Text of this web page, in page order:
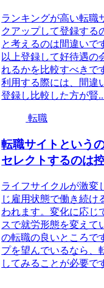
ランキングが高い転職
クアップして登録する
と考えるのは間違いで
以上登録して好待遇の
れるかを比較すべきで
利用する際には、間違
登録し比較した方が賢
転職
転職サイトという
セレクトするのは
ライフサイクルが激変
じ雇用状態で働き続け
われます。変化に応じ
スで就労形態を変えて
の転職の良いところで
プを望んでいるなら、
してみることが必要で